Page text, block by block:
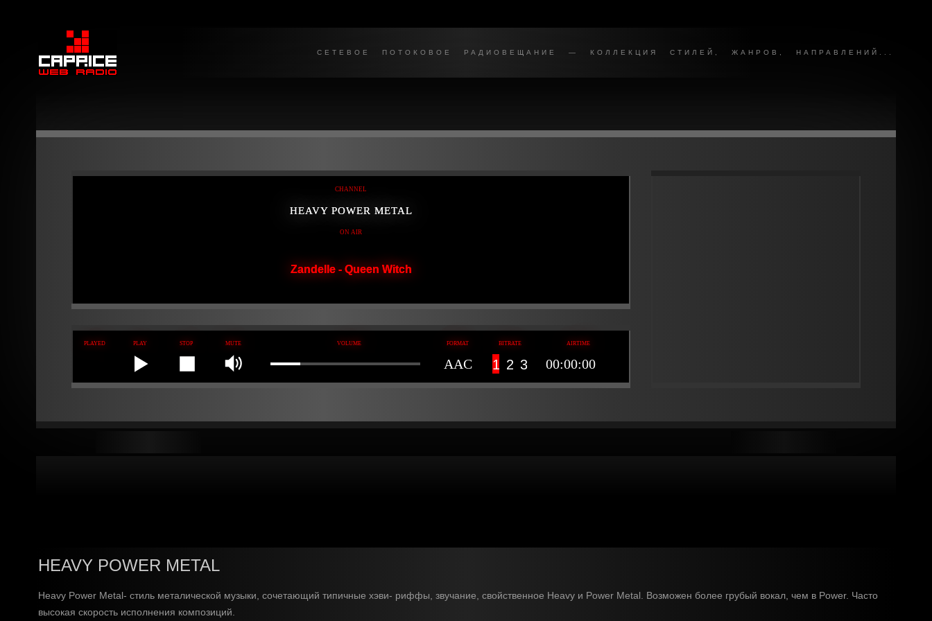
СЕТЕВОЕ ПОТОКОВОЕ РАДИОВЕЩАНИЕ — КОЛЛЕКЦИЯ СТИЛЕЙ, ЖАНРОВ, НАПРАВЛЕНИЙ...
CHANNEL
HEAVY POWER METAL
ON AIR
Zandelle - Queen Witch
00:00:00
AAC 1 2 3
HEAVY POWER METAL
Heavy Power Metal- стиль металической музыки, сочетающий типичные хэви- риффы, звучание, свойственное Heavy и Power Metal. Возможен более грубый вокал, чем в Power. Часто
высокая скорость исполнения композиций.